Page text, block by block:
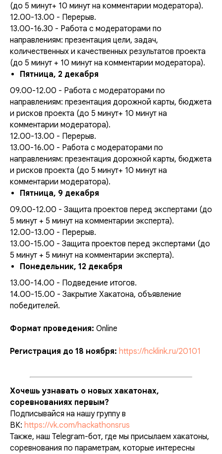
(до 5 минут+ 10 минут на комментарии модератора).
12.00-13.00 - Перерыв.
13.00-16.30 - Работа с модераторами по
направлениям: презентация цели, задач,
количественных и качественных результатов проекта
(до 5 минут + 10 минут на комментарии модератора).
Пятница, 2 декабря
09.00-12.00 - Работа с модераторами по
направлениям: презентация дорожной карты, бюджета
и рисков проекта (до 5 минут+ 10 минут на
комментарии модератора).
12.00-13.00 - Перерыв.
13.00-16.00 - Работа с модераторами по
направлениям: презентация дорожной карты, бюджета
и рисков проекта (до 5 минут+ 10 минут на
комментарии модератора).
Пятница, 9 декабря
09.00-12.00 - Защита проектов перед экспертами (до
5 минут + 5 минут на комментарии эксперта).
12.00-13.00 - Перерыв.
13.00-15.00 - Защита проектов перед экспертами (до
5 минут + 5 минут на комментарии эксперта).
Понедельник, 12 декабря
13.00-14.00 - Подведение итогов.
14.00-15.00 - Закрытие Хакатона, объявление
победителей.
Формат проведения: Online
Регистрация до 18 ноября: https://hcklink.ru/20101
Хочешь узнавать о новых хакатонах,
соревнованиях первым?
Подписывайся на нашу группу в
ВК: https://vk.com/hackathonsrus
Также, наш Telegram-бот, где мы присылаем хакатоны,
соревнования по параметрам, которые интересны